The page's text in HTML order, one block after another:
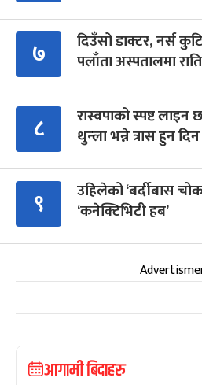
७
दिउँसो डाक्टर, नर्स
पलाँता अस्पतालमा
८
रास्वपाको स्पष्ट लाइन
थुन्ला भन्ने त्रास हुन
९
उहिलेको ‘बर्दीबास
‘कनेक्टिभिटी हब’
आगामी बिदाहरु